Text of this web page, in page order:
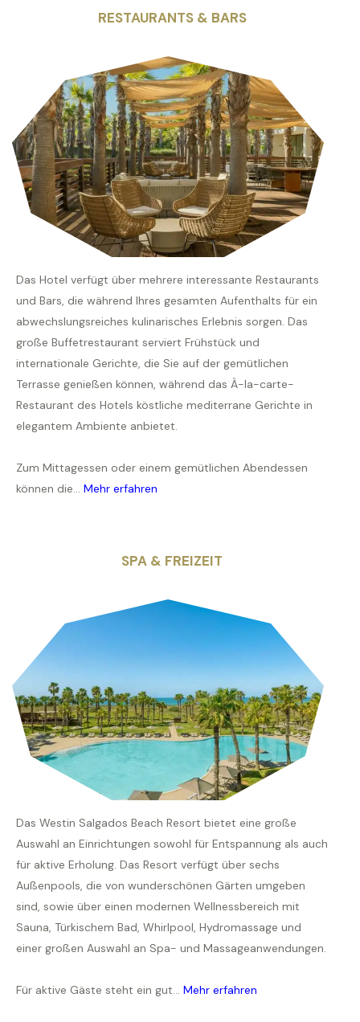
RESTAURANTS & BARS
Das Hotel verfügt über mehrere interessante Restaurants
und Bars, die während Ihres gesamten Aufenthalts für ein
abwechslungsreiches kulinarisches Erlebnis sorgen. Das
große Buffetrestaurant serviert Frühstück und
internationale Gerichte, die Sie auf der gemütlichen
Terrasse genießen können, während das À-la-carte-
Restaurant des Hotels köstliche mediterrane Gerichte in
elegantem Ambiente anbietet.
Zum Mittagessen oder einem gemütlichen Abendessen
können die... Mehr erfahren
SPA & FREIZEIT
Das Westin Salgados Beach Resort bietet eine große
Auswahl an Einrichtungen sowohl für Entspannung als auch
für aktive Erholung. Das Resort verfügt über sechs
Außenpools, die von wunderschönen Gärten umgeben
sind, sowie über einen modernen Wellnessbereich mit
Sauna, Türkischem Bad, Whirlpool, Hydromassage und
einer großen Auswahl an Spa- und Massageanwendungen.
Für aktive Gäste steht ein gut... Mehr erfahren